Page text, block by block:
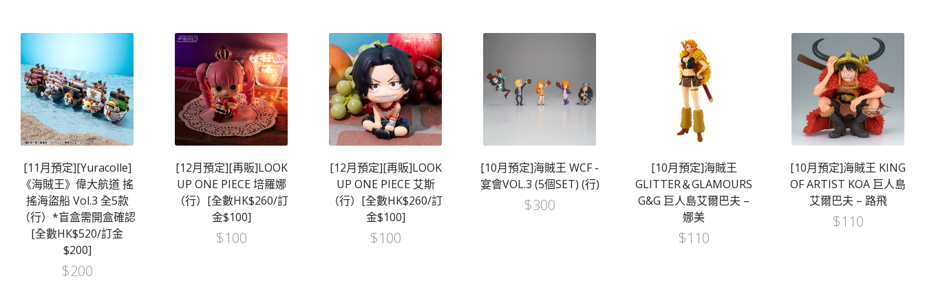
[11月預定][Yuracolle]
《海賊王》偉大航道 搖
搖海盜船 Vol.3 全5款
（行）*盲盒需開盒確認
[全數HK$520/訂金
$200]
$200
[12月預定][再販]LOOK
UP ONE PIECE 培羅娜
（行）[全數HK$260/訂
金$100]
$100
[12月預定][再販]LOOK
UP ONE PIECE 艾斯
（行）[全數HK$260/訂
金$100]
$100
[10月預定]海賊王 WCF -
宴會VOL.3 (5個SET) (行)
$300
[10月預定]海賊王
GLITTER＆GLAMOURS
G&G 巨人島艾爾巴夫 –
娜美
$110
[10月預定]海賊王 KING
OF ARTIST KOA 巨人島
艾爾巴夫 – 路飛
$110